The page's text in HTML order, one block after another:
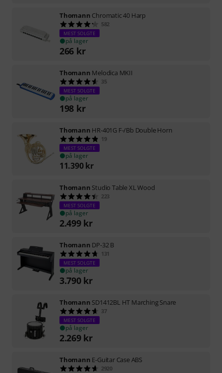
Thomann Chromatic 40 Harp
582
MEST SOLGTE
på lager
266 kr
Thomann Melodica MKII
35
MEST SOLGTE
på lager
198 kr
Thomann HR-401G F-/Bb Double Horn
19
MEST SOLGTE
på lager
11.390 kr
Thomann Studio Table XL Wood
223
MEST SOLGTE
på lager
2.499 kr
Thomann DP-32 B
131
MEST SOLGTE
på lager
3.790 kr
Thomann SD1412BL HT Marching Snare
37
MEST SOLGTE
på lager
2.269 kr
Thomann E-Guitar Case ABS
2920